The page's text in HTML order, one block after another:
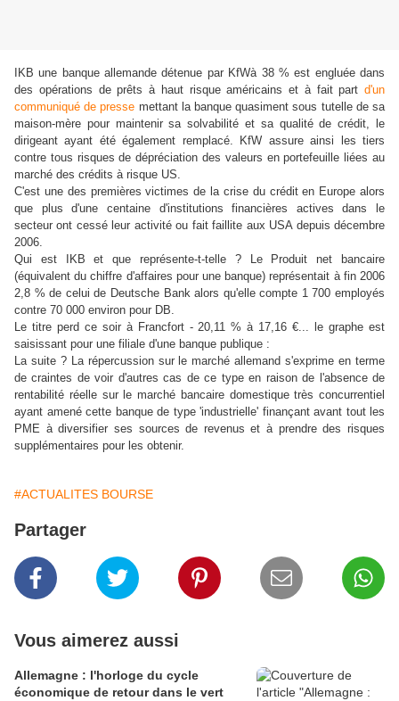
IKB une banque allemande détenue par KfWà 38 % est engluée dans
des opérations de prêts à haut risque américains et à fait part d'un
communiqué de presse mettant la banque quasiment sous tutelle de sa
maison-mère pour maintenir sa solvabilité et sa qualité de crédit, le
dirigeant ayant été également remplacé. KfW assure ainsi les tiers
contre tous risques de dépréciation des valeurs en portefeuille liées au
marché des crédits à risque US.
C'est une des premières victimes de la crise du crédit en Europe alors
que plus d'une centaine d'institutions financières actives dans le
secteur ont cessé leur activité ou fait faillite aux USA depuis décembre
2006.
Qui est IKB et que représente-t-telle ? Le Produit net bancaire
(équivalent du chiffre d'affaires pour une banque) représentait à fin 2006
2,8 % de celui de Deutsche Bank alors qu'elle compte 1 700 employés
contre 70 000 environ pour DB.
Le titre perd ce soir à Francfort - 20,11 % à 17,16 €... le graphe est
saisissant pour une filiale d'une banque publique :
La suite ? La répercussion sur le marché allemand s'exprime en terme
de craintes de voir d'autres cas de ce type en raison de l'absence de
rentabilité réelle sur le marché bancaire domestique très concurrentiel
ayant amené cette banque de type 'industrielle' finançant avant tout les
PME à diversifier ses sources de revenus et à prendre des risques
supplémentaires pour les obtenir.
#ACTUALITES BOURSE
Partager
Vous aimerez aussi
Allemagne : l'horloge du cycle
économique de retour dans le vert